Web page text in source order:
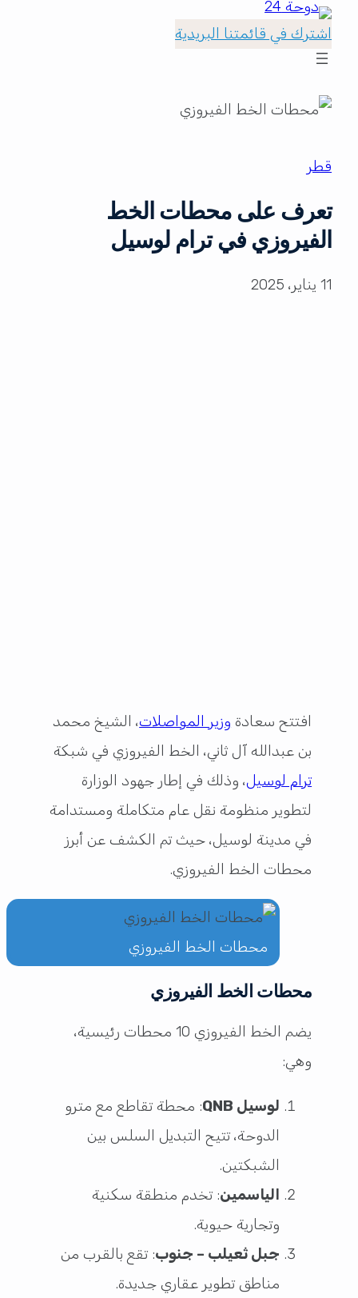
اشترك في قائمتنا البريدية
قطر
تعرف على محطات الخط
الفيروزي في ترام لوسيل
11 يناير، 2025
افتتح سعادة وزير المواصلات، الشيخ محمد
بن عبدالله آل ثاني، الخط الفيروزي في شبكة
ترام لوسيل، وذلك في إطار جهود الوزارة
لتطوير منظومة نقل عام متكاملة ومستدامة
في مدينة لوسيل، حيث تم الكشف عن أبرز
محطات الخط الفيروزي.
محطات الخط الفيروزي
محطات الخط الفيروزي
يضم الخط الفيروزي 10 محطات رئيسية،
وهي:
لوسيل QNB
: محطة تقاطع مع مترو
الدوحة، تتيح التبديل السلس بين
الشبكتين.
الياسمين: تخدم منطقة سكنية
وتجارية حيوية.
جبل ثعيلب – جنوب: تقع بالقرب من
مناطق تطوير عقاري جديدة.